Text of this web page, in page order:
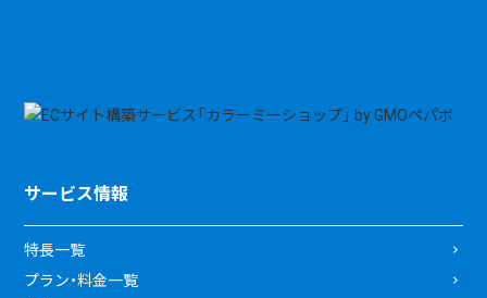
サービス情報
特長一覧
プラン・料金一覧